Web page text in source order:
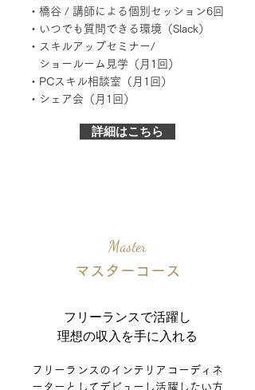
・橋谷 / 講師による個別セッション6 回
・いつでも質問できる環境（Slack）
・スキルアップセミナー/
ショールーム見学（月1回）
・PCスキル相談室（月1回）
・シェア会（月1回）
詳細はこちら
Master
マスターコース
フリーランスで活躍し
理想の収入を手に入れる
フリーランスのインテリアコーディネ
ーターとしてデビューし活躍したい方